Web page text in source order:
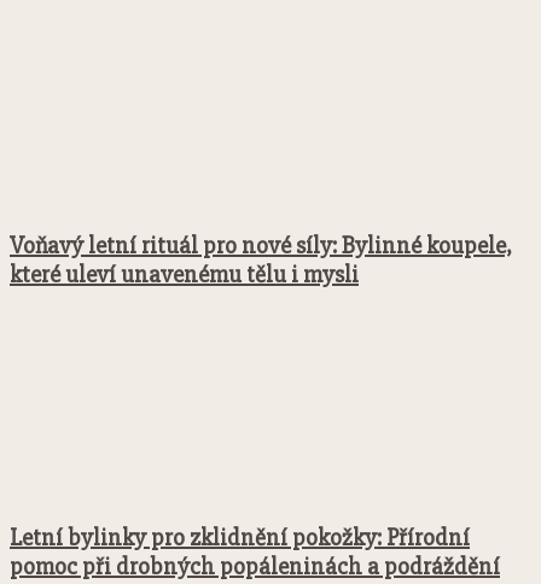
Voňavý letní rituál pro nové síly: Bylinné koupele,
které uleví unavenému tělu i mysli
Letní bylinky pro zklidnění pokožky: Přírodní
pomoc při drobných popáleninách a podráždění